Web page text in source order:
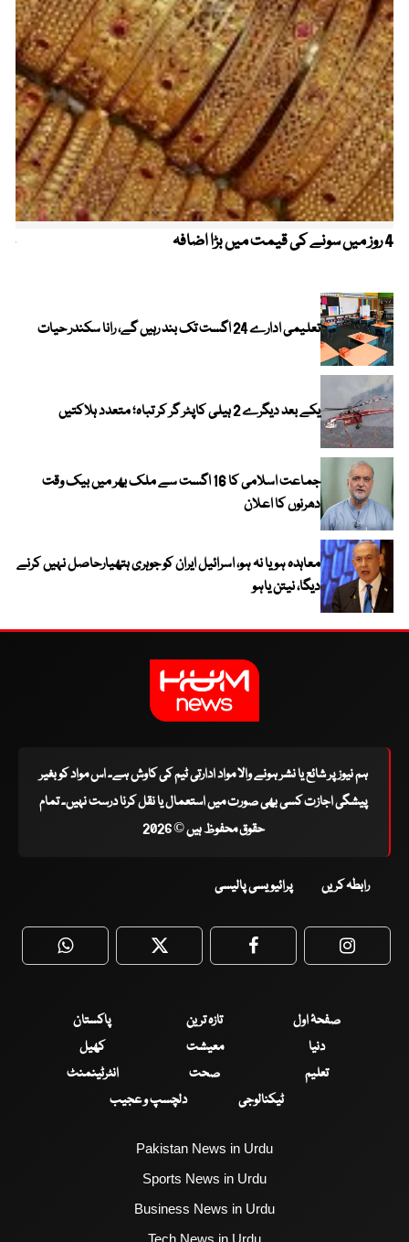
4 روز میں سونے کی قیمت میں بڑا اضافہ
تعلیمی ادارے 24 اگست تک بند رہیں گے، رانا سکندر حیات
یکے بعد دیگرے 2 ہیلی کاپٹر گر کر تباہ؛ متعدد ہلاکتیں
جماعت اسلامی کا 16 اگست سے ملک بھر میں بیک وقت
دھرنوں کا اعلان
معاہدہ ہو یا نہ ہو، اسرائیل ایران کو جوہری ہتھیارحاصل نہیں کرنے
دیگا، نیتن یاہو
ہم نیوز پر شائع یا نشر ہونے والا مواد ادارتی ٹیم کی کاوش ہے۔ اس مواد کو بغیر
پیشگی اجازت کسی بھی صورت میں استعمال یا نقل کرنا درست نہیں۔ تمام
حقوق محفوظ ہیں © 2026
رابطہ کریں پرائیویسی پالیسی
WhatsApp Twitter Facebook
صفحۂ اول تازہ ترین
پاکستان
دنیا
معیشت
کھیل
تعلیم
صحت
انٹرٹینمنٹ
ٹیکنالوجی
دلچسپ و عجیب
Pakistan News in Urdu
Sports News in Urdu
Business News in Urdu
Tech News in Urdu